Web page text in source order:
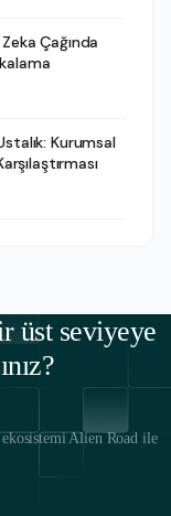
Çağında
Kurumsal
üst seviyeye
Alien Road ile